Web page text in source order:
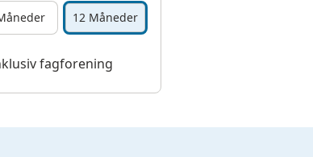
12 Måneder
fagforening